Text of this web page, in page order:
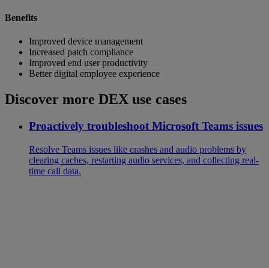
Benefits
Improved device management
Increased patch compliance
Improved end user productivity
Better digital employee experience
Discover more DEX use cases
Proactively troubleshoot Microsoft Teams issues
Resolve Teams issues like crashes and audio problems by
clearing caches, restarting audio services, and collecting real-
time call data.